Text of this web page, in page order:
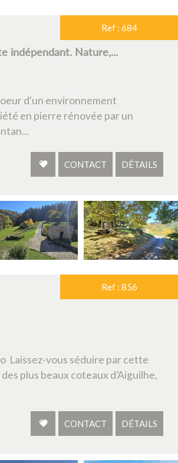
Plus de critères
Ref : 684
indépendant. Nature,...
d'un environnement
en pierre rénovée par un
CONTACT DÉTAILS
Ref : 856
Laissez-vous séduire par cette
plus beaux coteaux d’Aiguilhe,
CONTACT DÉTAILS